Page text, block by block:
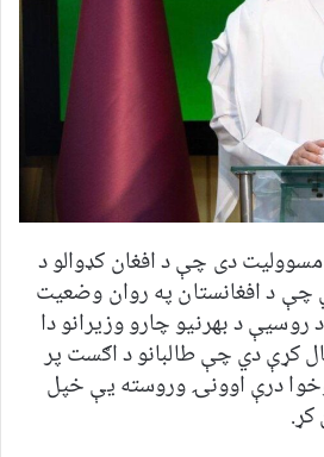
مسوولیت دی چې د افغان کډوالو د
چې د افغانستان په روان وضعیت
د بهرنیو چارو وزیرانو دا
کړې دي چې طالبانو د اګست پر
درې اوونۍ وروسته یې خپل